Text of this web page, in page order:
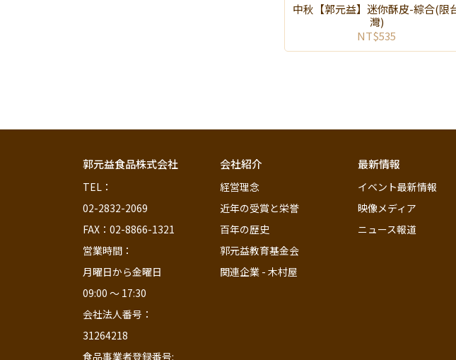
中秋【郭元益】迷你酥皮-綜合(限
灣)
NT$535
郭元益食品株式会社
TEL：
02-2832-2069
FAX：02-8866-1321
営業時間：
月曜日から金曜日
会社法人番号：
31264218
食品事業者登録番号:
会社紹介
経営理念
近年の受賞と栄誉
百年の歴史
郭元益教育基金会
関連企業 - 木村屋
最新情報
イベント最新情報
映像メディア
ニュース報道